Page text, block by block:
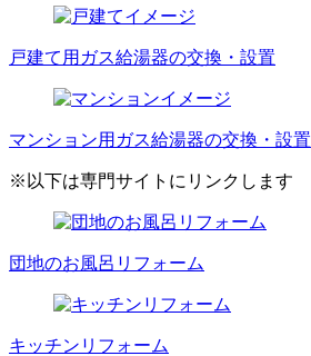
戸建て用ガス給湯器の交換・設置
マンション用ガス給湯器の交換・設置
※以下は専門サイトにリンクします
団地のお風呂リフォーム
キッチンリフォーム